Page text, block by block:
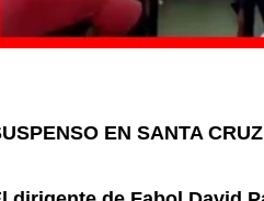
EN SANTA CRUZ